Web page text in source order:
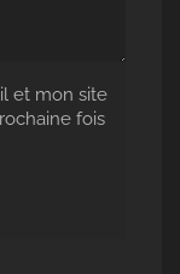
et mon site
fois